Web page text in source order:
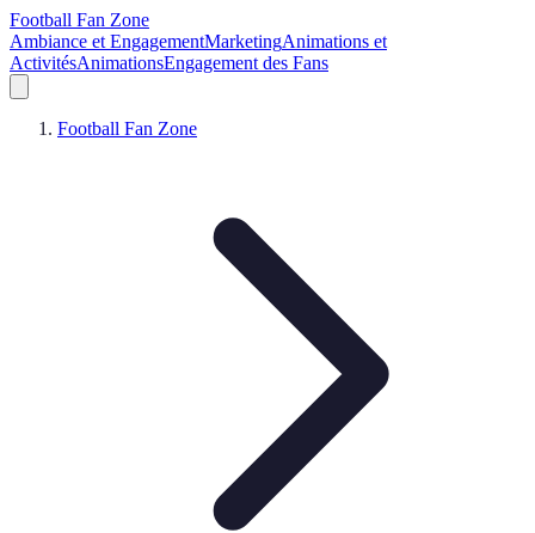
Football Fan Zone
Ambiance et EngagementMarketingAnimations et
ActivitésAnimationsEngagement des Fans
Football Fan Zone